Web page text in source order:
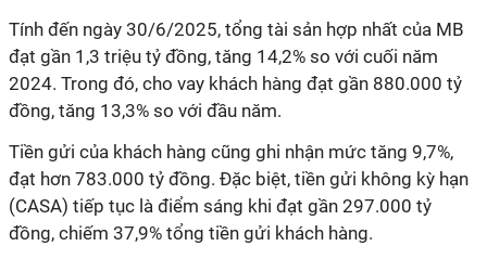
Tính đến ngày 30/6/2025, tổng tài sản hợp nhất của MB
đạt gần 1 ,3 triệu tỷ đồng, tăng 14,2% so với cuối năm
2024. Trong đó, cho vay khách hàng đạt gần 880.000 tỷ
đồng, tăng 13,3% so với đầu năm.
Tiền gửi của khách hàng cũng ghi nhận mức tăng 9,7%,
đạt hơn 783.000 tỷ đồng. Đặc biệt, tiền gửi không kỳ hạn
(CASA) tiếp tục là điểm sáng khi đạt gần 297.000 tỷ
đồng, chiếm 37,9% tổng tiền gửi khách hàng.